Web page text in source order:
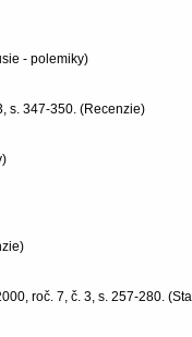
- polemiky)
s. 347-350. (Recenzie)
roč. 7, č. 3, s. 257-280.